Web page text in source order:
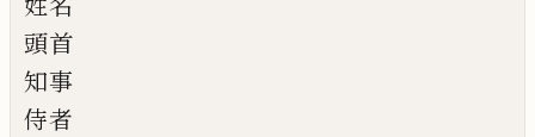
頭首
知事
侍者